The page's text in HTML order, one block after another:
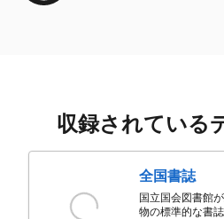
収録されている
全国書誌
国立国会図書館
物の標準的な書誌